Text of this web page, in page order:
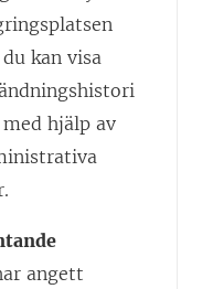
kan visa
hjälp av
angett